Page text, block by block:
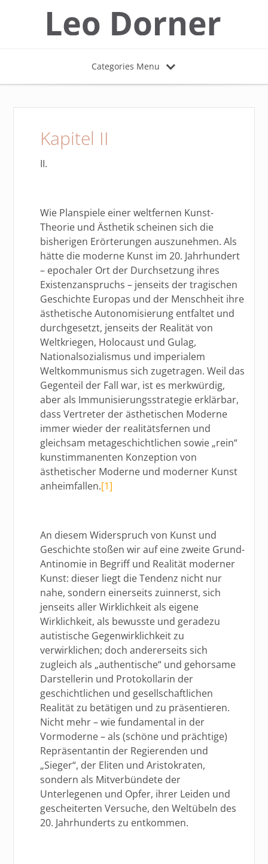
Categories Menu
Kapitel II
II.
Wie Planspiele einer weltfernen Kunst-
Theorie und Ästhetik scheinen sich die
bisherigen Erörterungen auszunehmen. Als
hätte die moderne Kunst im 20. Jahrhundert
– epochaler Ort der Durchsetzung ihres
Existenzanspruchs – jenseits der tragischen
Geschichte Europas und der Menschheit ihre
ästhetische Autonomisierung entfaltet und
durchgesetzt, jenseits der Realität von
Weltkriegen, Holocaust und Gulag,
Nationalsozialismus und imperialem
Weltkommunismus sich zugetragen. Weil das
Gegenteil der Fall war, ist es merkwürdig,
aber als Immunisierungsstrategie erklärbar,
dass Vertreter der ästhetischen Moderne
immer wieder der realitätsfernen und
gleichsam metageschichtlichen sowie „rein“
kunstimmanenten Konzeption von
ästhetischer Moderne und moderner Kunst
anheimfallen.[1]
An diesem Widerspruch von Kunst und
Geschichte stoßen wir auf eine zweite Grund-
Antinomie in Begriff und Realität moderner
Kunst: dieser liegt die Tendenz nicht nur
nahe, sondern einerseits zuinnerst, sich
jenseits aller Wirklichkeit als eigene
Wirklichkeit, als bewusste und geradezu
autistische Gegenwirklichkeit zu
verwirklichen; doch andererseits sich
zugleich als „authentische“ und gehorsame
Darstellerin und Protokollarin der
geschichtlichen und gesellschaftlichen
Realität zu betätigen und zu präsentieren.
Nicht mehr – wie fundamental in der
Vormoderne – als (schöne und prächtige)
Repräsentantin der Regierenden und
„Sieger“, der Eliten und Aristokraten,
sondern als Mitverbündete der
Unterlegenen und Opfer, ihrer Leiden und
gescheiterten Versuche, den Weltübeln des
20. Jahrhunderts zu entkommen.